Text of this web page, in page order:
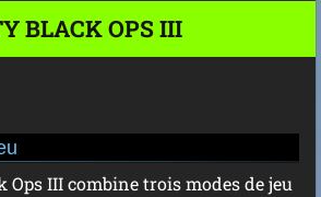
BLACK OPS III
Ops III combine trois modes de jeu